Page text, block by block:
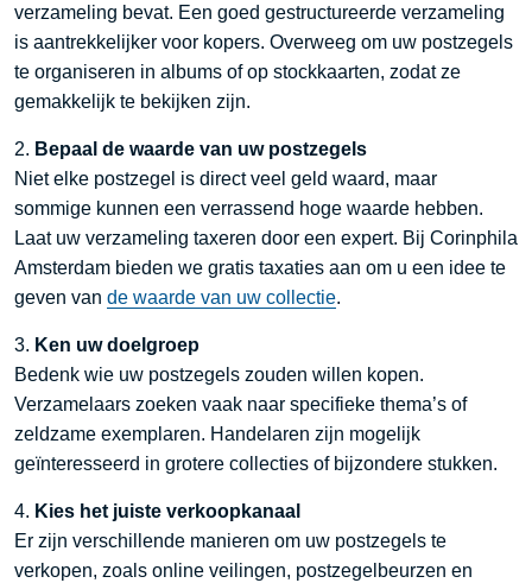
verzameling bevat. Een goed gestructureerde verzameling
is aantrekkelijker voor kopers. Overweeg om uw postzegels
te organiseren in albums of op stockkaarten, zodat ze
gemakkelijk te bekijken zijn.
2. Bepaal de waarde van uw postzegels
Niet elke postzegel is direct veel geld waard, maar
sommige kunnen een verrassend hoge waarde hebben.
Laat uw verzameling taxeren door een expert. Bij Corinphila
Amsterdam bieden we gratis taxaties aan om u een idee te
geven van de waarde van uw collectie.
3. Ken uw doelgroep
Bedenk wie uw postzegels zouden willen kopen.
Verzamelaars zoeken vaak naar specifieke thema’s of
zeldzame exemplaren. Handelaren zijn mogelijk
geïnteresseerd in grotere collecties of bijzondere stukken.
4. Kies het juiste verkoopkanaal
Er zijn verschillende manieren om uw postzegels te
verkopen, zoals online veilingen, postzegelbeurzen en